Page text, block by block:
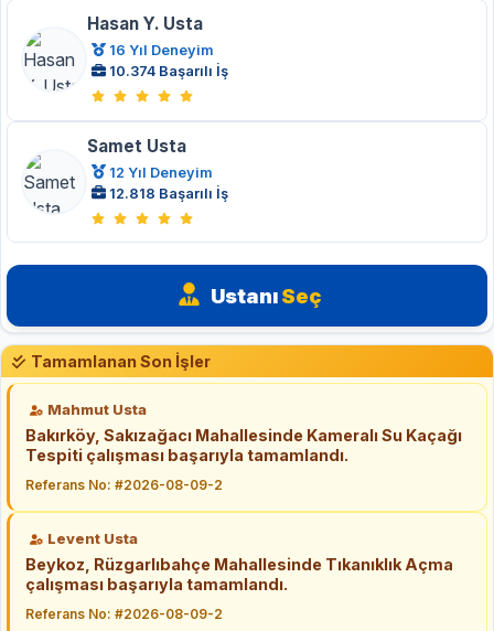
Hasan Y. Usta
16 Yıl Deneyim
10.374 Başarılı İş
Samet Usta
12 Yıl Deneyim
12.818 Başarılı İş
UstanıSeç
Tamamlanan Son İşler
Mahmut Usta
Bakırköy, Sakızağacı Mahallesinde Kameralı Su Kaçağı
Tespiti çalışması başarıyla tamamlandı.
Referans No: #2026-08-09-2
Levent Usta
Beykoz, Rüzgarlıbahçe Mahallesinde Tıkanıklık Açma
çalışması başarıyla tamamlandı.
Referans No: #2026-08-09-2